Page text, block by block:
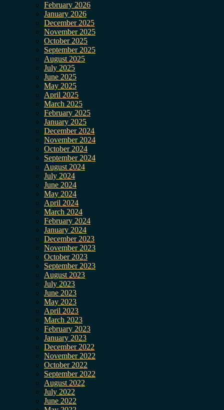
February 2026
January 2026
December 2025
November 2025
October 2025
September 2025
August 2025
July 2025
June 2025
May 2025
April 2025
March 2025
February 2025
January 2025
December 2024
November 2024
October 2024
September 2024
August 2024
July 2024
June 2024
May 2024
April 2024
March 2024
February 2024
January 2024
December 2023
November 2023
October 2023
September 2023
August 2023
July 2023
June 2023
May 2023
April 2023
March 2023
February 2023
January 2023
December 2022
November 2022
October 2022
September 2022
August 2022
July 2022
June 2022